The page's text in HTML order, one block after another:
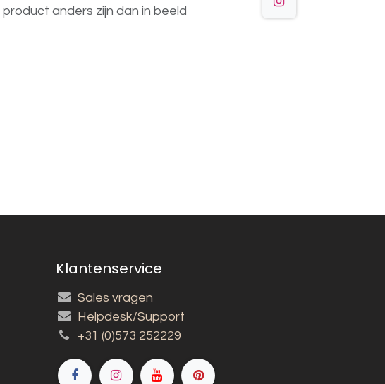
product anders zijn dan in beeld
Klantenservice
Sales vragen
Helpdesk/Support
+31 (0)573 252229